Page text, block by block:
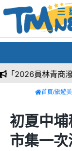
員林青商潑水節
首頁/旅遊
初夏中埔
市集一次